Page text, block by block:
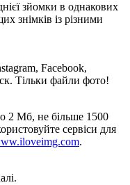
зйомки в однакових
знімків із різними
Facebook,
Тільки файли фото!
2 Мб, не більше 1500
сервіси для
.